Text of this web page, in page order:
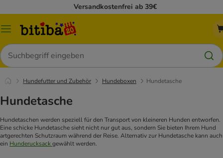
Versandkostenfrei ab 39€
Menü
Suchen
Hundefutter und Zubehör Hundeboxen Hundetasche
Hundetasche
Hundetaschen werden speziell für den Transport von kleineren Hunden entworfen.
Eine schicke Hundetasche sieht nicht nur gut aus, sondern Sie bieten Ihrem Hund
artgerechten Schutzraum während der Reise. Alternativ zur Hundetasche kann auch
ein Hunderucksackgewählt werden.